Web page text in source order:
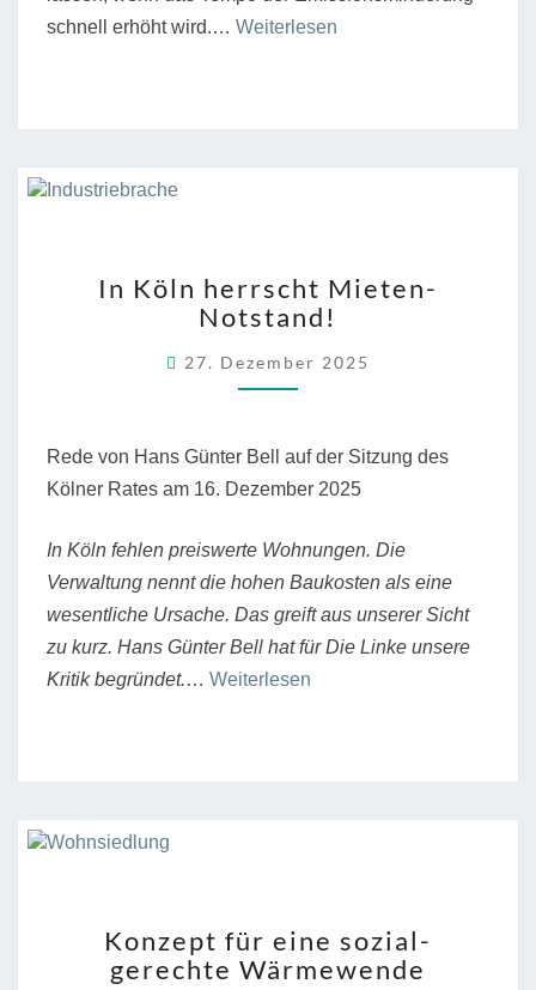
schnell erhöht wird.… Weiterlesen
KÖLN
HERRSCHT
NOTSTAND!
In Köln herrscht Mieten-
Notstand!
27. Dezember 2025
Rede von Hans Günter Bell auf der Sitzung des
Kölner Rates am 16. Dezember 2025
In Köln fehlen preiswerte Wohnungen. Die
Verwaltung nennt die hohen Baukosten als eine
wesentliche Ursache. Das greift aus unserer Sicht
zu kurz. Hans Günter Bell hat für Die Linke unsere
Kritik begründet.… Weiterlesen
FÜR
EINE
Konzept für eine sozial-
gerechte Wärmewende